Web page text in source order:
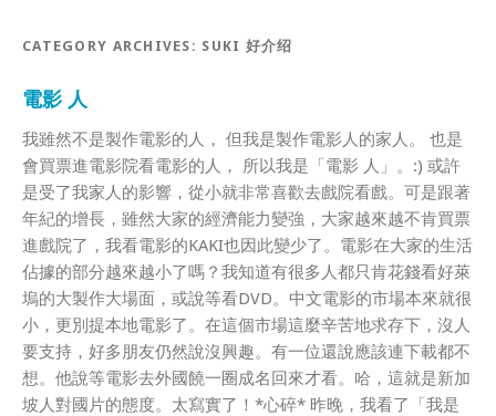
CATEGORY ARCHIVES: SUKI 好介绍
電影 人
我雖然不是製作電影的人， 但我是製作電影人的家人。 也是
會買票進電影院看電影的人， 所以我是「電影 人」。:) 或許
是受了我家人的影響，從小就非常喜歡去戲院看戲。可是跟著
年紀的增長，雖然大家的經濟能力變強，大家越來越不肯買票
進戲院了，我看電影的KAKI也因此變少了。電影在大家的生活
佔據的部分越來越小了嗎？我知道有很多人都只肯花錢看好萊
塢的大製作大場面，或說等看DVD。中文電影的市場本來就很
小，更別提本地電影了。在這個市場這麼辛苦地求存下，沒人
要支持，好多朋友仍然說沒興趣。有一位還說應該連下載都不
想。他說等電影去外國饒一圈成名回來才看。哈，這就是新加
坡人對國片的態度。太寫實了！*心碎* 昨晚，我看了「我是